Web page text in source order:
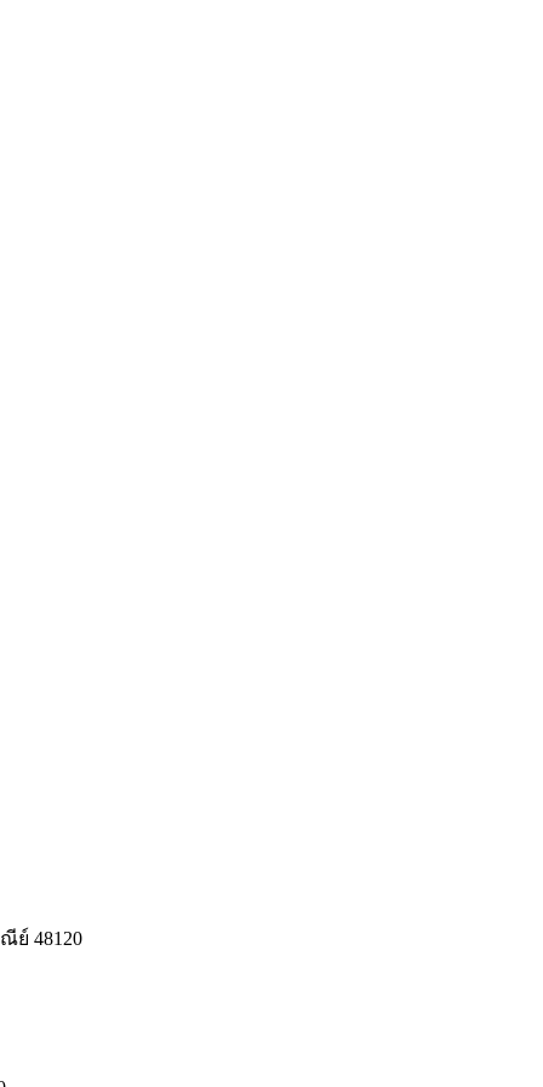
ย์ 48120